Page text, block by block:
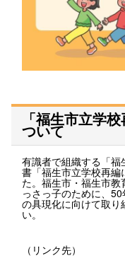
「福生市立学
ついて
有識者で組織する「
書「福生市立学校再編
た。福生市・福生市
っさっ子のために、
の具現化に向けて取り
い。
（リンク先）